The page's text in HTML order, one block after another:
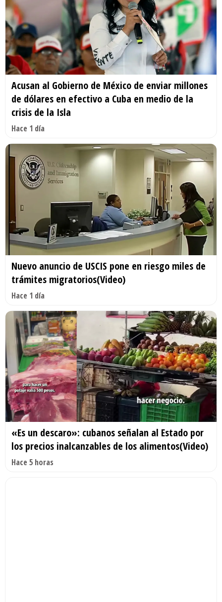
Acusan al Gobierno de México de enviar millones
de dólares en efectivo a Cuba en medio de la
crisis de la Isla
Hace 1 día
Nuevo anuncio de USCIS pone en riesgo miles de
trámites migratorios(Video)
Hace 1 día
«Es un descaro»: cubanos señalan al Estado por
los precios inalcanzables de los alimentos(Video)
Hace 5 horas